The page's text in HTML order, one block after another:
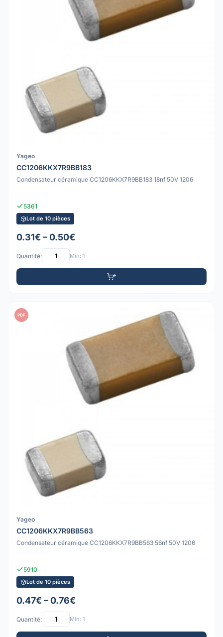
Yageo
CC1206KKX7R9BB183
Condensateur céramique CC1206KKX7R9BB183 18nf 50V 1206
5361
Lot de 10 pièces
0.31€ – 0.50€
Quantité: Min: 1
PDF
Yageo
CC1206KKX7R9BB563
Condensateur céramique CC1206KKX7R9BB563 56nf 50V 1206
5910
Lot de 10 pièces
0.47€ – 0.76€
Quantité: Min: 1